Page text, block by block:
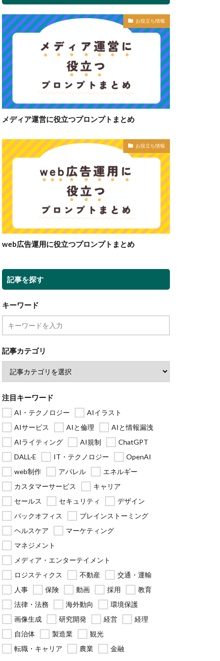
お役立ち情報
メディア運営に役立つプロンプトまとめ
お役立ち情報
web広告運用に役立つプロンプトまとめ
記事を探す
キーワード
記事カテゴリ
注目キーワード
AI・テクノロジー
AIイラスト
AIサービス
AIと倫理
AIと情報漏洩
AIライティング
AI規制
ChatGPT
DALL·E
IT・テクノロジー
OpenAI
web制作
アパレル
エネルギー
カスタマーサービス
キャリア
セールス
セキュリティ
デザイン
バックオフィス
ブレインストーミング
ヘルスケア
マーケティング
マネジメント
メディア・エンターテイメント
ロジスティクス
不動産
交通・運輸
人事
保険 動画 採用
教育
法律・法務
海外動向
環境保護
画像生成
研究開発 経営
経理
自治体
製造業
観光
転職・キャリア
農業 金融